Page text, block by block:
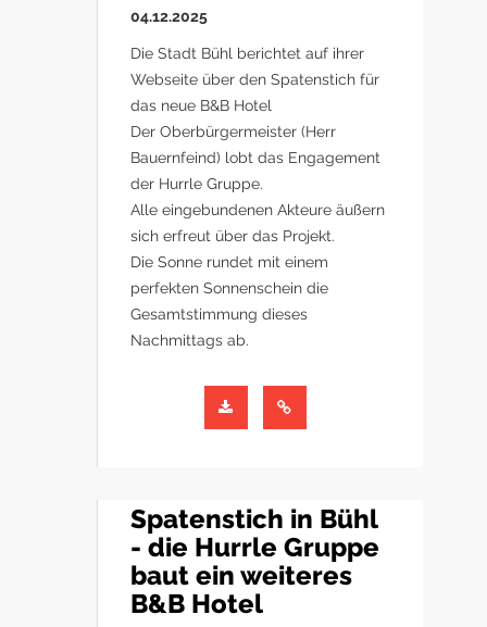
04.12.2025
Die Stadt Bühl berichtet auf ihrer
Webseite über den Spatenstich für
das neue B&B Hotel
Der Oberbürgermeister (Herr
Bauernfeind) lobt das Engagement
der Hurrle Gruppe.
Alle eingebundenen Akteure äußern
sich erfreut über das Projekt.
Die Sonne rundet mit einem
perfekten Sonnenschein die
Gesamtstimmung dieses
Nachmittags ab.
Spatenstich in Bühl
- die Hurrle Gruppe
baut ein weiteres
B&B Hotel